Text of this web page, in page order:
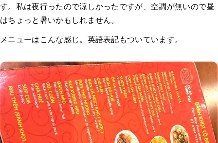
す。私は夜行ったので涼しかったですが、空調が無いので昼
はちょっと暑いかもしれません。
メニューはこんな感じ。英語表記もついています。